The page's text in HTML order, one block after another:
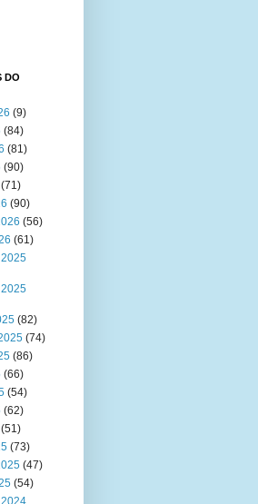
DO
(9)
(84)
(81)
(90)
(71)
(90)
(56)
(61)
(82)
(74)
(86)
(66)
(54)
(62)
(51)
(73)
(47)
(54)